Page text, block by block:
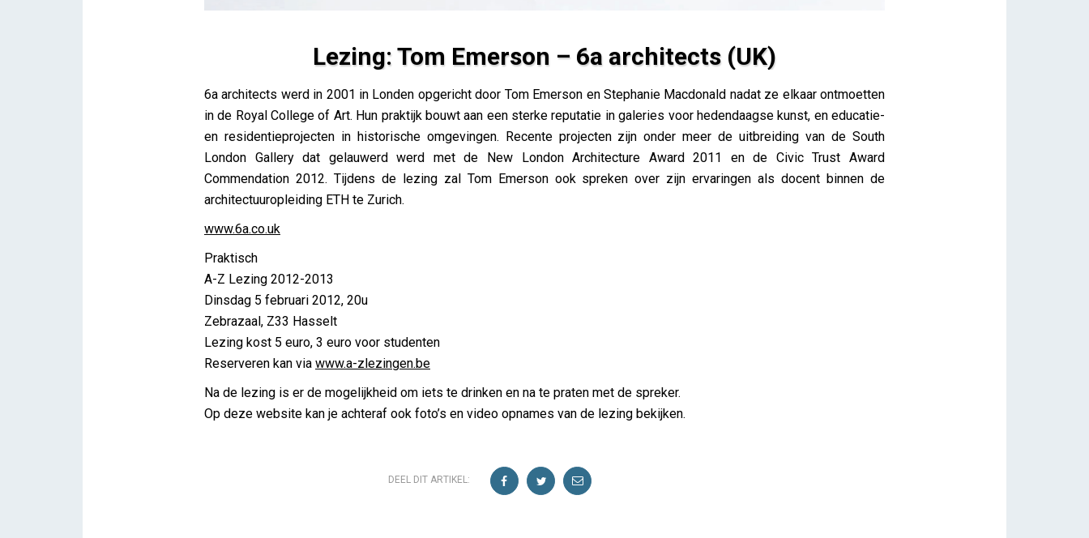
Lezing: Tom Emerson – 6a architects (UK)
Lezing: Tom Emerson – 6a architects (UK)
iris
6a architects werd in 2001 in Londen opgericht door Tom Emerson en Stephanie Macdonald nadat ze elkaar ontmoetten
in de Royal College of Art. Hun praktijk bouwt aan een sterke reputatie in galeries voor hedendaagse kunst, en educatie-
en residentieprojecten in historische omgevingen. Recente projecten zijn onder meer de uitbreiding van de South
London Gallery dat gelauwerd werd met de New London Architecture Award 2011 en de Civic Trust Award
Commendation 2012. Tijdens de lezing zal Tom Emerson ook spreken over zijn ervaringen als docent binnen de
architectuuropleiding ETH te Zurich.
www.6a.co.uk
Praktisch
A-Z Lezing 2012-2013
Dinsdag 5 februari 2012, 20u
Zebrazaal, Z33 Hasselt
Lezing kost 5 euro, 3 euro voor studenten
Reserveren kan via www.a-zlezingen.be
Na de lezing is er de mogelijkheid om iets te drinken en na te praten met de spreker.
Op deze website kan je achteraf ook foto’s en video opnames van de lezing bekijken.
DEEL DIT ARTIKEL: